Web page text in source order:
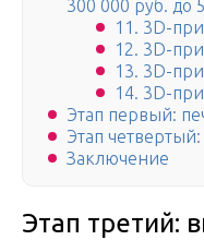
300 000 руб. до
11. 3D-
12. 3D-
13. 3D-
14. 3D-
Этап первый:
Этап четвертый:
Заключение
Этап третий: